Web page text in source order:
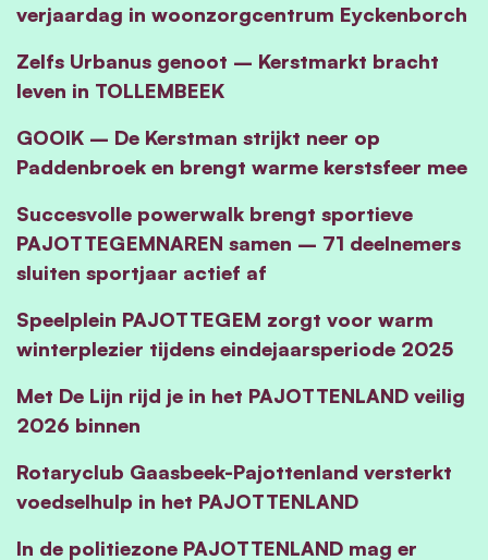
verjaardag in woonzorgcentrum Eyckenborch
Zelfs Urbanus genoot – Kerstmarkt bracht
leven in TOLLEMBEEK
GOOIK – De Kerstman strijkt neer op
Paddenbroek en brengt warme kerstsfeer mee
Succesvolle powerwalk brengt sportieve
PAJOTTEGEMNAREN samen – 71 deelnemers
sluiten sportjaar actief af
Speelplein PAJOTTEGEM zorgt voor warm
winterplezier tijdens eindejaarsperiode 2025
Met De Lijn rijd je in het PAJOTTENLAND veilig
2026 binnen
Rotaryclub Gaasbeek-Pajottenland versterkt
voedselhulp in het PAJOTTENLAND
In de politiezone PAJOTTENLAND mag er